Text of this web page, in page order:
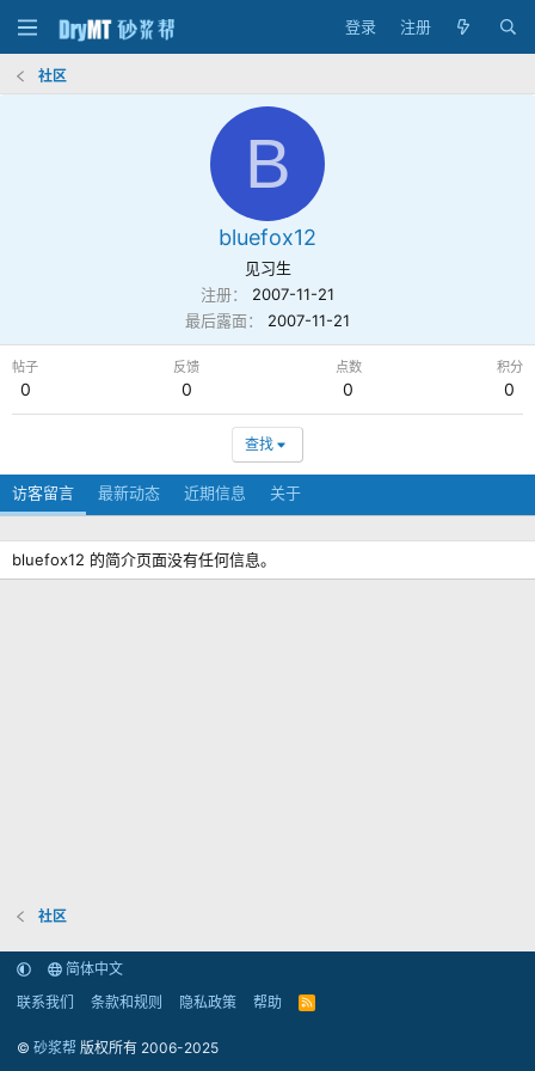
登录 注册
社区
B
bluefox12
见习生
注册
2007-11-21
最后露面
2007-11-21
帖子
0
反馈
0
点数
0
积分
0
查找
访客留言 最新动态 近期信息 关于
bluefox12 的简介页面没有任何信息。
社区
简体中文
联系我们
条款和规则 隐私政策 帮助
R
© 砂浆帮 版权所有 2006-2025